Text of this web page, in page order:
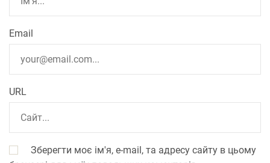
Email
URL
Зберегти моє ім'я, e-mail, та адресу сайту в цьому